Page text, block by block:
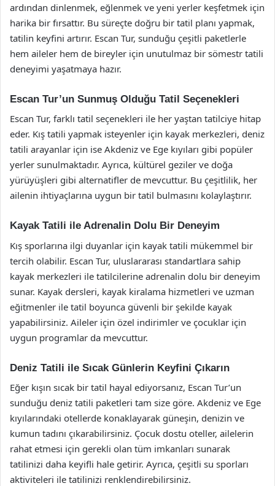
ardından dinlenmek, eğlenmek ve yeni yerler keşfetmek için
harika bir fırsattır. Bu süreçte doğru bir tatil planı yapmak,
tatilin keyfini artırır. Escan Tur, sunduğu çeşitli paketlerle
hem aileler hem de bireyler için unutulmaz bir sömestr tatili
deneyimi yaşatmaya hazır.
Escan Tur’un Sunmuş Olduğu Tatil Seçenekleri
Escan Tur, farklı tatil seçenekleri ile her yaştan tatilciye hitap
eder. Kış tatili yapmak isteyenler için kayak merkezleri, deniz
tatili arayanlar için ise Akdeniz ve Ege kıyıları gibi popüler
yerler sunulmaktadır. Ayrıca, kültürel geziler ve doğa
yürüyüşleri gibi alternatifler de mevcuttur. Bu çeşitlilik, her
ailenin ihtiyaçlarına uygun bir tatil bulmasını kolaylaştırır.
Kayak Tatili ile Adrenalin Dolu Bir Deneyim
Kış sporlarına ilgi duyanlar için kayak tatili mükemmel bir
tercih olabilir. Escan Tur, uluslararası standartlara sahip
kayak merkezleri ile tatilcilerine adrenalin dolu bir deneyim
sunar. Kayak dersleri, kayak kiralama hizmetleri ve uzman
eğitmenler ile tatil boyunca güvenli bir şekilde kayak
yapabilirsiniz. Aileler için özel indirimler ve çocuklar için
uygun programlar da mevcuttur.
Deniz Tatili ile Sıcak Günlerin Keyfini Çıkarın
Eğer kışın sıcak bir tatil hayal ediyorsanız, Escan Tur’un
sunduğu deniz tatili paketleri tam size göre. Akdeniz ve Ege
kıyılarındaki otellerde konaklayarak güneşin, denizin ve
kumun tadını çıkarabilirsiniz. Çocuk dostu oteller, ailelerin
rahat etmesi için gerekli olan tüm imkanları sunarak
tatilinizi daha keyifli hale getirir. Ayrıca, çeşitli su sporları
aktiviteleri ile tatilinizi renklendirebilirsiniz.